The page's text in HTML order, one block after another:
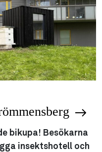
bikupa! Besökarna
insektshotell och